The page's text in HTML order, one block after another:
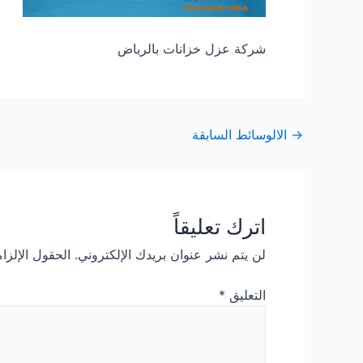
شركة عزل خزانات بالرياض
Post
→ الالوسائط السابقة
اترك تعليقاً
لن يتم نشر عنوان بريدك الإلكتروني. الحقول
التعليق *